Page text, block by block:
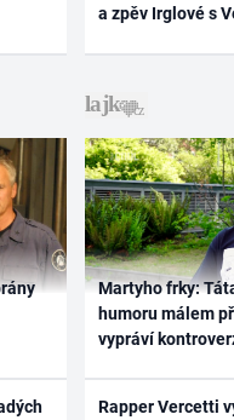
a zpěv Irglové s
Martyho frky:
humoru málem
vypráví
Rapper Vercetti